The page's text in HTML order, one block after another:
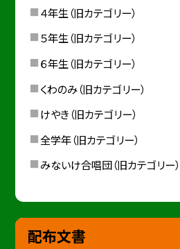
４年生（旧カテゴリー）
５年生（旧カテゴリー）
６年生（旧カテゴリー）
くわのみ（旧カテゴリー）
けやき（旧カテゴリー）
全学年（旧カテゴリー）
みないけ合唱団（旧カテゴリー）
配布文書